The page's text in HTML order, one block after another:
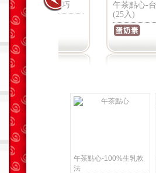
郁黑巧
午茶點心-台式馬卡龍
(25入)
午茶點心-100%生乳軟
法